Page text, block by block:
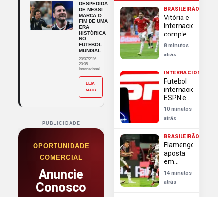
DESPEDIDA
DE MESSI
MARCA O
FIM DE UMA
ERA
HISTÓRICA
NO
FUTEBOL
MUNDIAL
20/07/2026
20:05 ·
Internacional
LEIA
MAIS
PUBLICIDADE
OPORTUNIDADE
COMERCIAL
Anuncie
Conosco
BRASILEIRÃO
Vitória e
Internacional
completam
lista de
classificados
às
da Copa
Betano
do Brasil
8 minutos
atrás
INTERNACIONAL
Futebol
internacional:
ESPN e
Disney+
transmitem
2 mil
temporada
2026/27
10 minutos
atrás
BRASILEIRÃO
Flamengo
aposta
em
retrospecto
favorável
para
14 minutos
atrás